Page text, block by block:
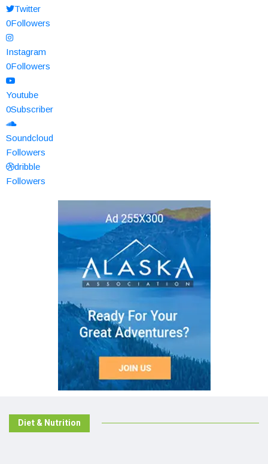
Twitter
0Followers
Instagram
0Followers
Youtube
0Subscriber
Soundcloud
Followers
dribble
Followers
Diet & Nutrition